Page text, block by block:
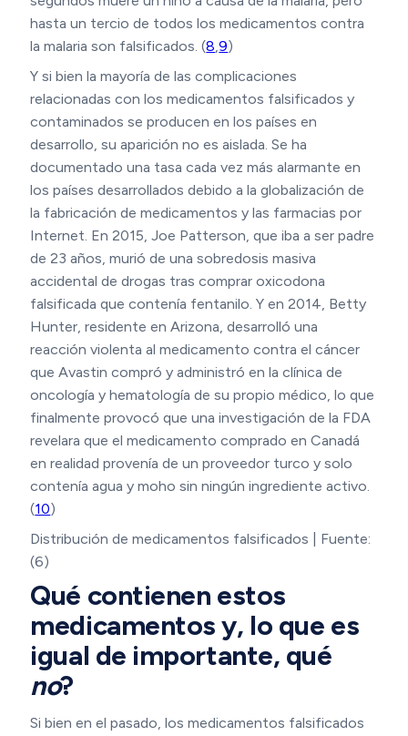
hasta un tercio de todos los medicamentos contra
la malaria son falsificados. (8,9)
Y si bien la mayoría de las complicaciones
relacionadas con los medicamentos falsificados y
contaminados se producen en los países en
desarrollo, su aparición no es aislada. Se ha
documentado una tasa cada vez más alarmante en
los países desarrollados debido a la globalización de
la fabricación de medicamentos y las farmacias por
Internet. En 2015, Joe Patterson, que iba a ser padre
de 23 años, murió de una sobredosis masiva
accidental de drogas tras comprar oxicodona
falsificada que contenía fentanilo. Y en 2014, Betty
Hunter, residente en Arizona, desarrolló una
reacción violenta al medicamento contra el cáncer
que Avastin compró y administró en la clínica de
oncología y hematología de su propio médico, lo que
finalmente provocó que una investigación de la FDA
revelara que el medicamento comprado en Canadá
en realidad provenía de un proveedor turco y solo
contenía agua y moho sin ningún ingrediente activo.
(10)
Distribución de medicamentos falsificados | Fuente:
(6)
Qué contienen estos
medicamentos y, lo que es
igual de importante, qué
no?
Si bien en el pasado, los medicamentos falsificados